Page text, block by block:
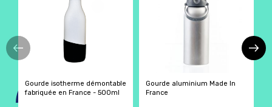
Gourde isotherme démontable
fabriquée en France - 500ml
Gourde aluminium Made In
France